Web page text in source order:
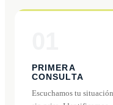
PRIMERA
CONSULTA
Escuchamos tu situación